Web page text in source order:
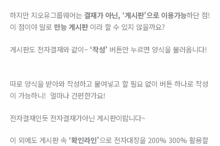
하지만 지오유그룹웨어는 결재가 아닌, ‘게시판’으로 이용가능하단 점!
이 점이야 말로 만능 게시판이라 할 수 있지 않을까요?
게시판도 전자결재와 같이~ ‘작성’ 버튼만 누르면 양식을 불러옵니다!
따로 양식을 받아와 작성하고 붙여넣고 할 필요 없이 버튼 하나로 작성
이 가능하니! 얼마나 간편한가요!
전자결재인듯 전자결재가아닌 게시판이랍니다~
이 외에도 게시판 속 ‘확인라인’으로 전자대장을 200% 300% 활용할